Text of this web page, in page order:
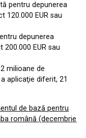
pentru depunerea
120.000 EUR sau
depunerea
EUR sau
milioane de
aplicaţie diferit, 21
de bază pentru
română (decembrie